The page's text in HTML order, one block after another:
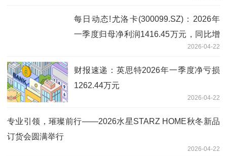
每日动态!尤洛卡(300099.SZ)：2026年
一季度归母净利润1416.45万元，同比增
2026-04-22
财报速递：英思特2026年一季度净亏损
1262.44万元
2026-04-22
专业引领，璀璨前行——2026水星STARZ HOME秋冬新品
订货会圆满举行
2026-04-22